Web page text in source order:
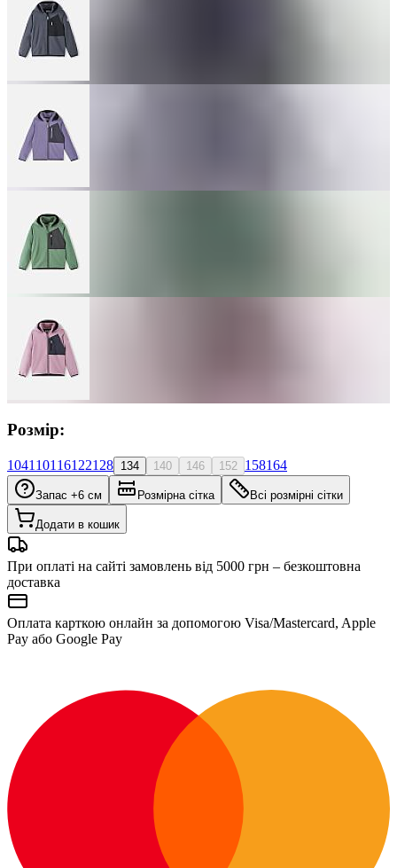
Розмір:
104110116122128 134 140 146 152 158164
Запас +6 см Розмірна сітка Всі розмірні сітки
Додати в кошик
При оплаті на сайті замовлень від 5000 грн – безкоштовна
доставка
Оплата карткою онлайн за допомогою Visa/Mastercard, Apple
Pay або Google Pay